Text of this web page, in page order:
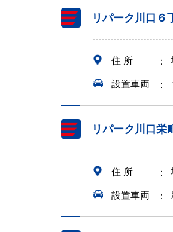
リパーク川口６
住 所
設置車両
リパーク川口栄
住 所
設置車両